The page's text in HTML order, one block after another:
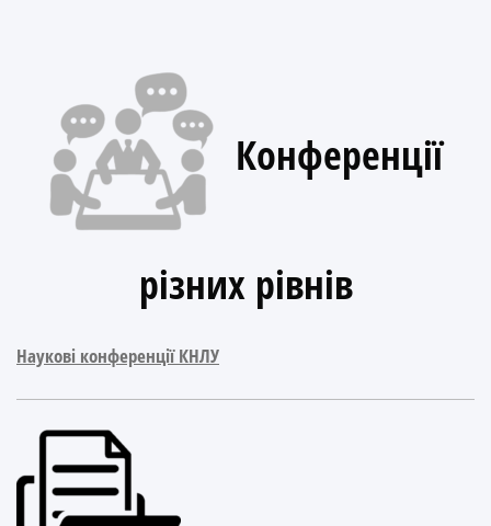
Конференції
різних рівнів
Наукові конференції КНЛУ